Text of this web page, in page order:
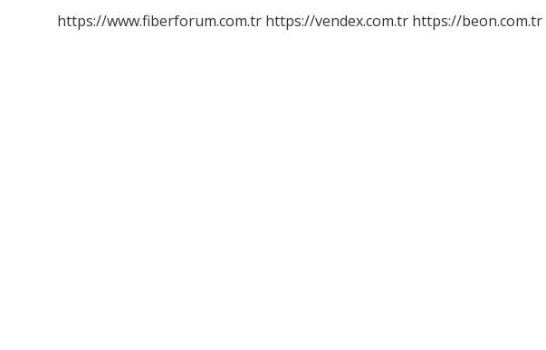
https://www.fiberforum.com.tr https://vendex.com.tr https://beon.com.tr